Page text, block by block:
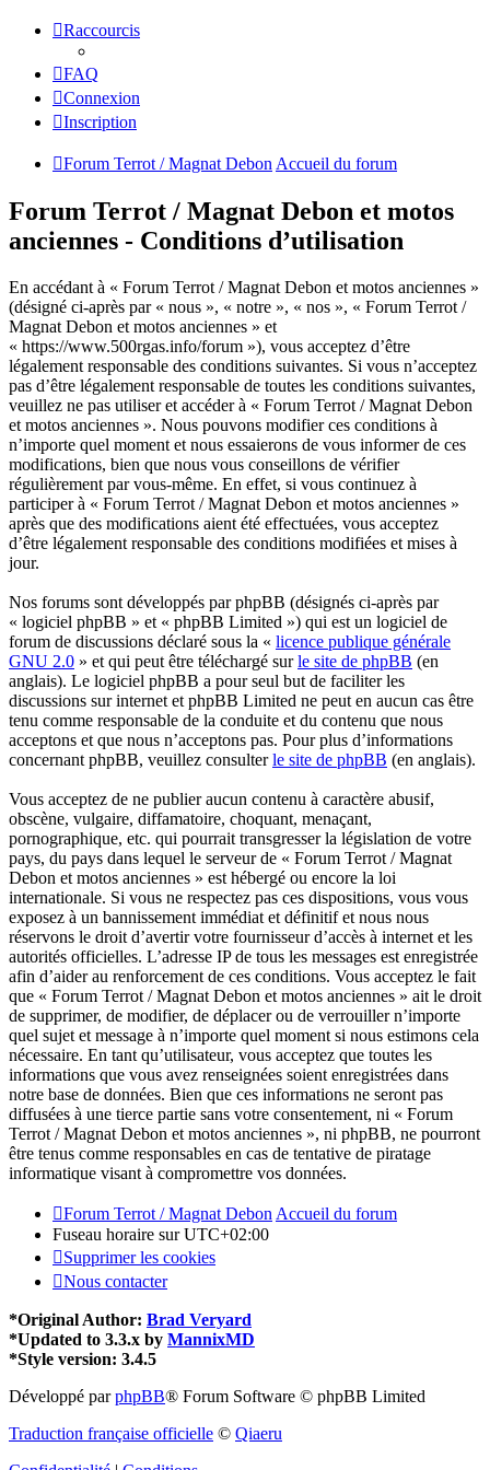
Raccourcis
FAQ
Connexion
Inscription
Forum Terrot / Magnat Debon Accueil du forum
Forum Terrot / Magnat Debon et motos
anciennes - Conditions d’utilisation
En accédant à « Forum Terrot / Magnat Debon et motos anciennes »
(désigné ci-après par « nous », « notre », « nos », « Forum Terrot /
Magnat Debon et motos anciennes » et
« https://www.500rgas.info/forum »), vous acceptez d’être
légalement responsable des conditions suivantes. Si vous n’acceptez
pas d’être légalement responsable de toutes les conditions suivantes,
veuillez ne pas utiliser et accéder à « Forum Terrot / Magnat Debon
et motos anciennes ». Nous pouvons modifier ces conditions à
n’importe quel moment et nous essaierons de vous informer de ces
modifications, bien que nous vous conseillons de vérifier
régulièrement par vous-même. En effet, si vous continuez à
participer à « Forum Terrot / Magnat Debon et motos anciennes »
après que des modifications aient été effectuées, vous acceptez
d’être légalement responsable des conditions modifiées et mises à
jour.
Nos forums sont développés par phpBB (désignés ci-après par
« logiciel phpBB » et « phpBB Limited ») qui est un logiciel de
forum de discussions déclaré sous la « licence publique générale
GNU 2.0 » et qui peut être téléchargé surle site de phpBB (en
anglais). Le logiciel phpBB a pour seul but de faciliter les
discussions sur internet et phpBB Limited ne peut en aucun cas être
tenu comme responsable de la conduite et du contenu que nous
acceptons et que nous n’acceptons pas. Pour plus d’informations
concernant phpBB, veuillez consulterle site de phpBB (en anglais).
Vous acceptez de ne publier aucun contenu à caractère abusif,
obscène, vulgaire, diffamatoire, choquant, menaçant,
pornographique, etc. qui pourrait transgresser la législation de votre
pays, du pays dans lequel le serveur de « Forum Terrot / Magnat
Debon et motos anciennes » est hébergé ou encore la loi
internationale. Si vous ne respectez pas ces dispositions, vous vous
exposez à un bannissement immédiat et définitif et nous nous
réservons le droit d’avertir votre fournisseur d’accès à internet et les
autorités officielles. L’adresse IP de tous les messages est enregistrée
afin d’aider au renforcement de ces conditions. Vous acceptez le fait
que « Forum Terrot / Magnat Debon et motos anciennes » ait le droit
de supprimer, de modifier, de déplacer ou de verrouiller n’importe
quel sujet et message à n’importe quel moment si nous estimons cela
nécessaire. En tant qu’utilisateur, vous acceptez que toutes les
informations que vous avez renseignées soient enregistrées dans
notre base de données. Bien que ces informations ne seront pas
diffusées à une tierce partie sans votre consentement, ni « Forum
Terrot / Magnat Debon et motos anciennes », ni phpBB, ne pourront
être tenus comme responsables en cas de tentative de piratage
informatique visant à compromettre vos données.
Forum Terrot / Magnat Debon Accueil du forum
Fuseau horaire surUTC+02:00
Supprimer les cookies
Nous contacter
*Original Author: Brad Veryard
*Updated to 3.3.x by MannixMD
*Style version: 3.4.5
Développé parphpBB® Forum Software © phpBB Limited
Traduction française officielle © Qiaeru